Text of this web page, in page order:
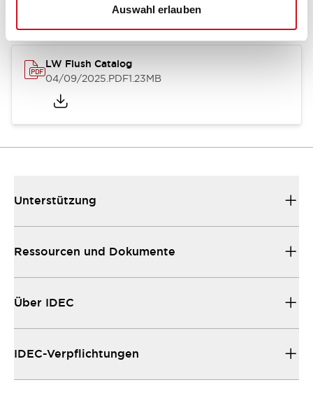
Auswahl erlauben
Kataloge & Broschüren CAD-Dateien
LW Flush Catalog
04/09/2025.PDF1.23MB
Unterstützung
Ressourcen und Dokumente
Über IDEC
IDEC-Verpflichtungen